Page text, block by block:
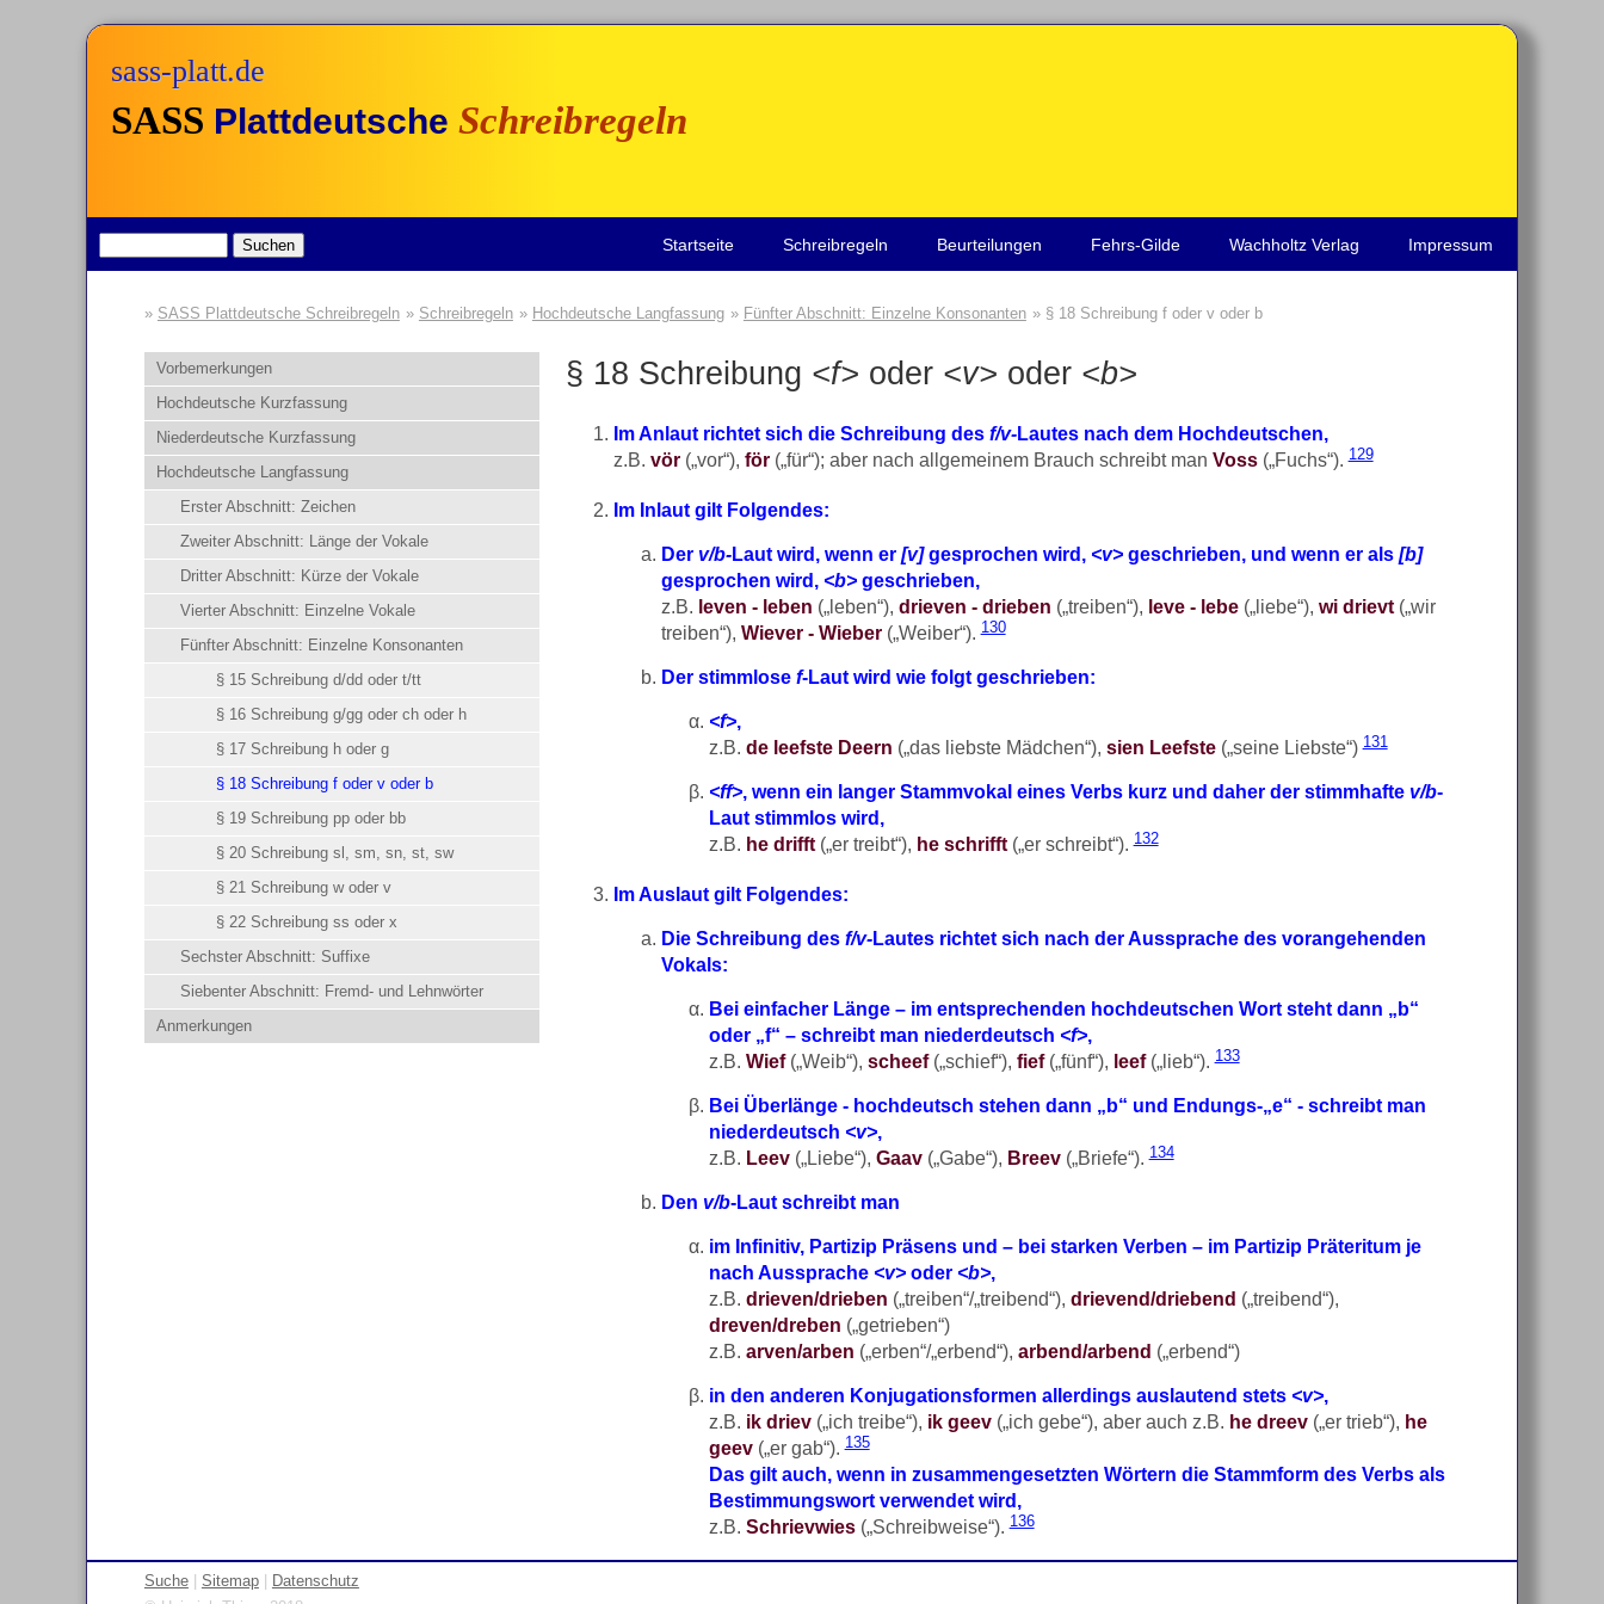
sass-platt.de
SASS Plattdeutsche Schreibregeln
Startseite Schreibregeln Beurteilungen Fehrs-Gilde Wachholtz Verlag Impressum
SASS Plattdeutsche Schreibregeln Schreibregeln Hochdeutsche Langfassung Fünfter Abschnitt: Einzelne Konsonanten § 18 Schreibung f oder v oder b
Vorbemerkungen
Hochdeutsche Kurzfassung
Niederdeutsche Kurzfassung
Hochdeutsche Langfassung
Erster Abschnitt: Zeichen
Zweiter Abschnitt: Länge der Vokale
Dritter Abschnitt: Kürze der Vokale
Vierter Abschnitt: Einzelne Vokale
Fünfter Abschnitt: Einzelne Konsonanten
§ 15 Schreibung d/dd oder t/tt
§ 16 Schreibung g/gg oder ch oder h
§ 17 Schreibung h oder g
§ 18 Schreibung f oder v oder b
§ 19 Schreibung pp oder bb
§ 20 Schreibung sl, sm, sn, st, sw
§ 21 Schreibung w oder v
§ 22 Schreibung ss oder x
Sechster Abschnitt: Suffixe
Siebenter Abschnitt: Fremd- und Lehnwörter
Anmerkungen
§ 18 Schreibung <f> oder <v> oder <b>
Im Anlaut richtet sich die Schreibung des f/v-Lautes nach dem Hochdeutschen,
z.B. vör(„vor“), för(„für“); aber nach allgemeinem Brauch schreibt man Voss(„Fuchs“).129
Im Inlaut gilt Folgendes:
Der v/b-Laut wird, wenn er [v]gesprochen wird, <v>geschrieben, und wenn er als [b]
gesprochen wird, <b>geschrieben,
z.B. leven - leben („leben“), drieven - drieben („treiben“), leve - lebe(„liebe“), wi drievt(„wir
treiben“), Wiever - Wieber(„Weiber“).130
Der stimmlose f-Laut wird wie folgt geschrieben:
<f>,
z.B. de leefste Deern („das liebste Mädchen“), sien Leefste(„seine Liebste“)131
<ff>, wenn ein langer Stammvokal eines Verbs kurz und daher der stimmhafte v/b-
Laut stimmlos wird,
z.B. he drifft(„er treibt“), he schrifft(„er schreibt“).132
Im Auslaut gilt Folgendes:
Die Schreibung des f/v-Lautes richtet sich nach der Aussprache des vorangehenden
Vokals:
Bei einfacher Länge – im entsprechenden hochdeutschen Wort steht dann „b“
oder „f“ – schreibt man niederdeutsch <f>,
z.B. Wief(„Weib“), scheef(„schief“), fief(„fünf“), leef(„lieb“).133
Bei Überlänge - hochdeutsch stehen dann „b“ und Endungs-„e“ - schreibt man
niederdeutsch <v>,
z.B. Leev(„Liebe“), Gaav(„Gabe“), Breev(„Briefe“).134
Den v/b-Laut schreibt man
im Infinitiv, Partizip Präsens und – bei starken Verben – im Partizip Präteritum je
nach Aussprache <v>oder <b>,
z.B. drieven/drieben („treiben“/„treibend“), drievend/driebend („treibend“),
dreven/dreben („getrieben“)
z.B. arven/arben („erben“/„erbend“), arbend/arbend („erbend“)
in den anderen Konjugationsformen allerdings auslautend stets <v>,
z.B. ik driev(„ich treibe“), ik geev(„ich gebe“), aber auch z.B. he dreev(„er trieb“), he
geev(„er gab“).135
Das gilt auch, wenn in zusammengesetzten Wörtern die Stammform des Verbs als
Bestimmungswort verwendet wird,
z.B. Schrievwies(„Schreibweise“).136
Suche| Sitemap|
Datenschutz